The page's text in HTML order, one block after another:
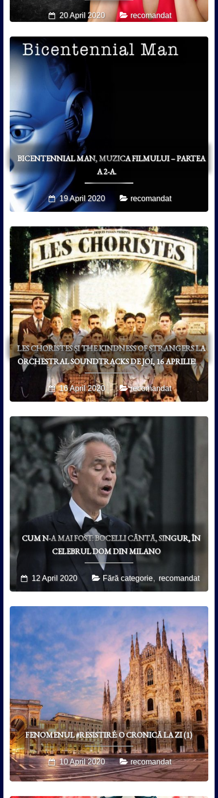
20 April 2020 recomandat
BICENTENNIAL MAN, MUZICA FILMULUI – PARTEA
A 2-A.
19 April 2020 recomandat
LES CHORISTES ȘI THE KINDNESS OF STRANGERS LA
ORCHESTRAL SOUNDTRACKS DE JOI, 16 APRILIE!
16 April 2020 recomandat
CUM N-A MAI FOST: BOCELLI CÂNTĂ, SINGUR, ÎN
CELEBRUL DOM DIN MILANO
12 April 2020 Fără categorie, recomandat
FENOMENUL #RESISTIRÉ: O CRONICĂ LA ZI (1)
10 April 2020 recomandat